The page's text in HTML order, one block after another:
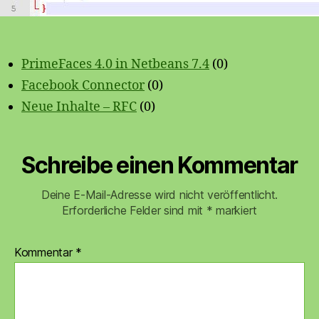
PrimeFaces 4.0 in Netbeans 7.4 (0)
Facebook Connector (0)
Neue Inhalte – RFC (0)
Schreibe einen Kommentar
Deine E-Mail-Adresse wird nicht veröffentlicht.
Erforderliche Felder sind mit * markiert
Kommentar *